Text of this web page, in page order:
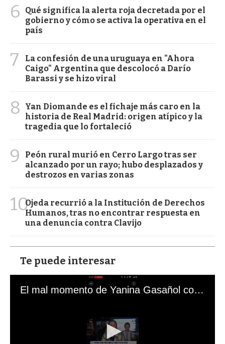
6
Qué significa la alerta roja decretada por el
gobierno y cómo se activa la operativa en el
país
7
La confesión de una uruguaya en "Ahora
Caigo" Argentina que descolocó a Darío
Barassi y se hizo viral
8
Yan Diomande es el fichaje más caro en la
historia de Real Madrid: origen atípico y la
tragedia que lo fortaleció
9
Peón rural murió en Cerro Largo tras ser
alcanzado por un rayo; hubo desplazados y
destrozos en varias zonas
10Ojeda recurrió a la Institución de Derechos
Humanos, tras no encontrar respuesta en
una denuncia contra Clavijo
Te puede interesar
El mal momento de Yanina Gasañol con un hincha argentino en "Subrayado"